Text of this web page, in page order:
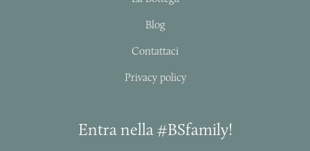
Blog
Contattaci
Privacy policy
Entra nella #BSfamily!